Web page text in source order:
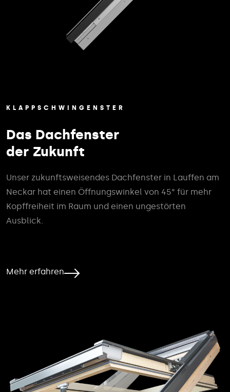
KLAPPSCHWINGENSTER
Das Dachfenster
der Zukunft
Unser zukunftsweisendes Dachfenster in Lauffen am
Neckar hat einen Öffnungswinkel von 45° für mehr
Kopffreiheit im Raum und einen ungestörten
Ausblick.
Mehr erfahren